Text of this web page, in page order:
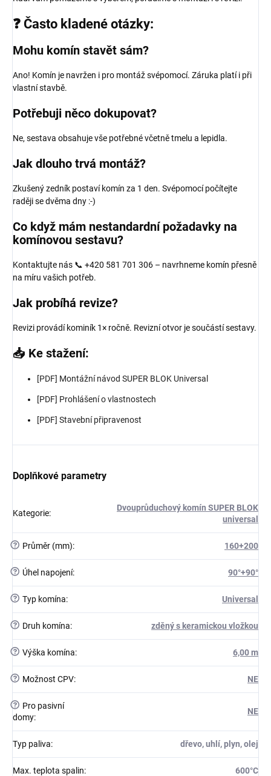
❓ Často kladené otázky:
Mohu komín stavět sám?
Ano! Komín je navržen i pro montáž svépomocí. Záruka platí i při
vlastní stavbě.
Potřebuji něco dokupovat?
Ne, sestava obsahuje vše potřebné včetně tmelu a lepidla.
Jak dlouho trvá montáž?
Zkušený zedník postaví komín za 1 den. Svépomocí počítejte
raději se dvěma dny :-)
Co když mám nestandardní požadavky na
komínovou sestavu?
Kontaktujte nás 📞 +420 581 701 306 – navrhneme komín přesně
na míru vašich potřeb.
Jak probíhá revize?
Revizi provádí kominík 1× ročně. Revizní otvor je součástí sestavy.
📥 Ke stažení:
[PDF] Montážní návod SUPER BLOK Universal
[PDF] Prohlášení o vlastnostech
[PDF] Stavební připravenost
Doplňkové parametry
Kategorie:
Dvouprůduchový komín SUPER BLOK
universal
? Průměr (mm): 160+200
? Úhel napojení: 90°+90°
? Typ komína: Universal
? Druh komína: zděný s keramickou vložkou
? Výška komína: 6,00 m
? Možnost CPV: NE
?
Pro pasivní
domy:
NE
Typ paliva: dřevo, uhlí, plyn, olej
Max. teplota spalin: 600°C